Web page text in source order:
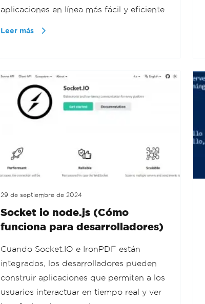
aplicaciones en línea más fácil y eficiente
Leer más
29 de septiembre de 2024
Socket io node.js (Cómo
funciona para desarrolladores)
Cuando Socket.IO e IronPDF están
integrados, los desarrolladores pueden
construir aplicaciones que permiten a los
usuarios interactuar en tiempo real y ver